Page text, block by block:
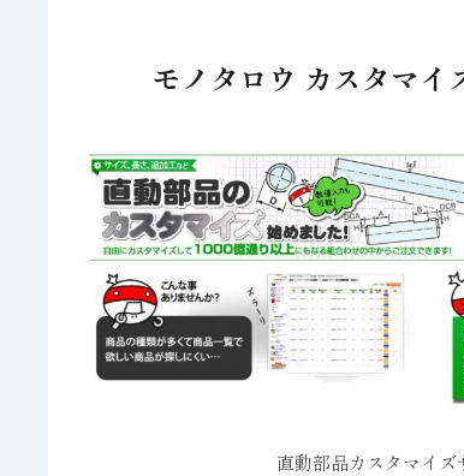
モノタロウ カスタマ
直動部品カスタマイ